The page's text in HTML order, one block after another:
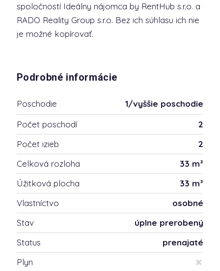
spoločností Ideálny nájomca by RentHub s.r.o. a
RADO Reality Group s.r.o. Bez ich súhlasu ich nie
je možné kopírovať.
Podrobné informácie
Poschodie
1/vyššie poschodie
Počet poschodí
2
Počet izieb
2
Celková rozloha
33 m²
Úžitková plocha
33 m²
Vlastníctvo
osobné
Stav
úplne prerobený
Status
prenajaté
Plyn